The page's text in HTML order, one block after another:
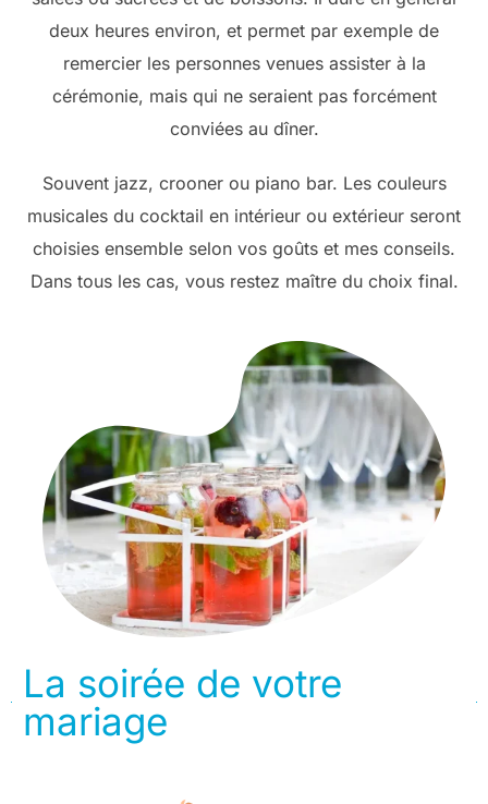
deux heures environ, et permet par exemple de
remercier les personnes venues assister à la
cérémonie, mais qui ne seraient pas forcément
conviées au dîner.
Souvent jazz, crooner ou piano bar. Les couleurs
musicales du cocktail en intérieur ou extérieur seront
choisies ensemble selon vos goûts et mes conseils.
Dans tous les cas, vous restez maître du choix final.
La soirée de votre
mariage